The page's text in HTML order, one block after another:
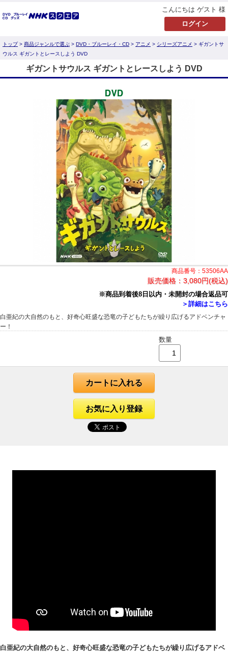
こんにちは ゲスト 様
トップ> 商品ジャンルで選ぶ > DVD・ブルーレイ・CD > アニメ > シリーズアニメ > ギガントサ
ウルス ギガントとレースしよう DVD
ギガントサウルス ギガントとレースしよう DVD
商品番号：53506AA
販売価格： 3,080円(税込)
※商品到着後8日以内・未開封の場合返品可
＞詳細はこちら
白亜紀の大自然のもと、好奇心旺盛な恐竜の子どもたちが繰り広げるアドベンチャ
ー！
数量
カートに入れる
お気に入り登録
白亜紀の大自然のもと、好奇心旺盛な恐竜の子どもたちが繰り広げるアドベ